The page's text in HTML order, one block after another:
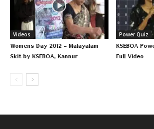
Videos
Womens Day 2012 – Malayalam
Skit by KSEBOA, Kannur
Power Quiz
KSEBOA
Full Video